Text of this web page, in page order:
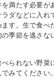
満たす必要が
ダなどに入れ
す。生で食べ
季節を逃さな
られない野菜
みてください